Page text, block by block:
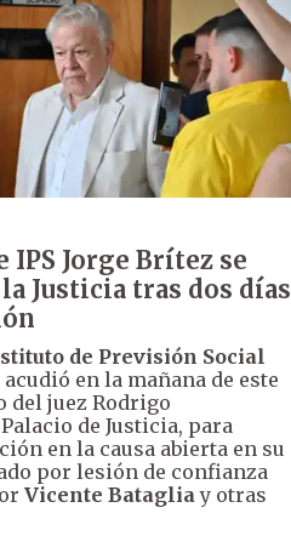
Jorge Brítez se
Justicia tras dos días
de Previsión Social
acudió en la mañana de este
del juez Rodrigo
de Justicia, para
en la causa abierta en su
por lesión de confianza
Vicente Batagliay otras